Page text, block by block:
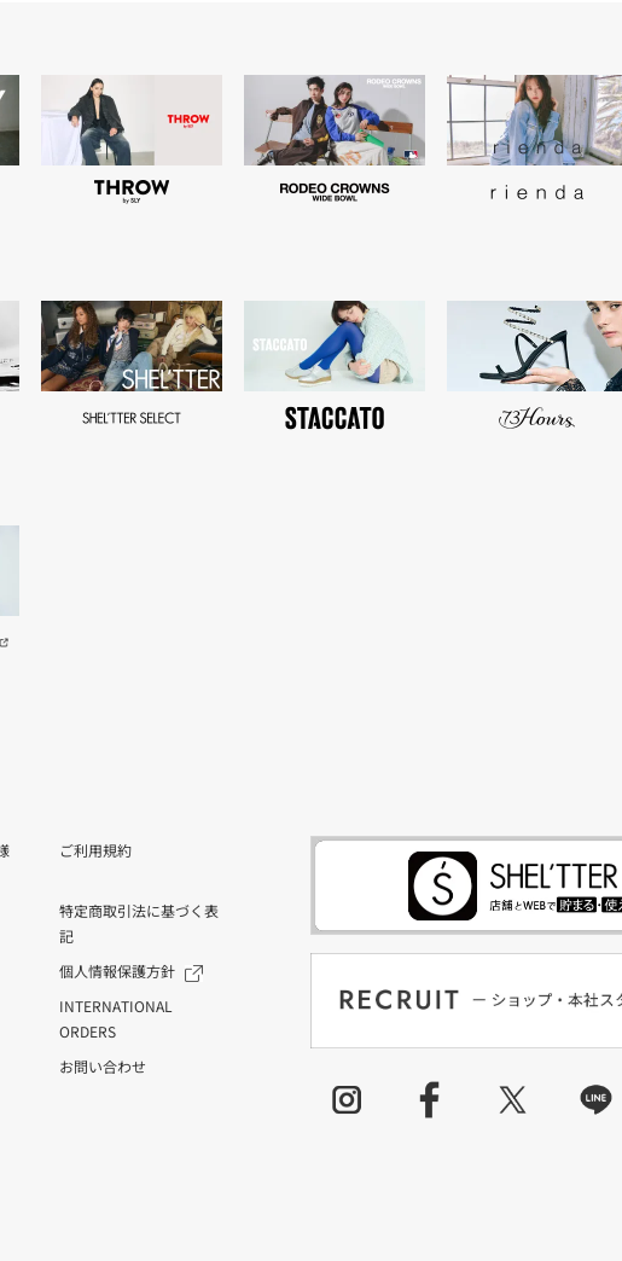
ご利用規約
特定商取引法に基づく表
記
個人情報保護方針
INTERNATIONAL
ORDERS
お問い合わせ